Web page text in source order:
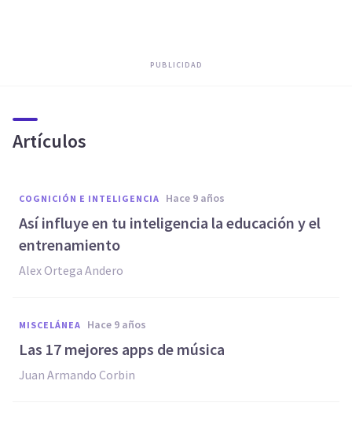
PUBLICIDAD
Artículos
COGNICIÓN E INTELIGENCIA hace 9 años
Así influye en tu inteligencia la educación y el
entrenamiento
Alex Ortega Andero
MISCELÁNEA hace 9 años
​Las 17 mejores apps de música
Juan Armando Corbin